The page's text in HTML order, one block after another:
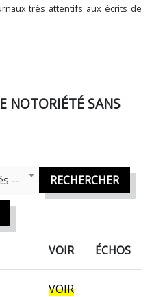
très attentifs aux écrits de
NOTORIÉTÉ SANS
-- RECHERCHER
VOIR ÉCHOS
VOIR